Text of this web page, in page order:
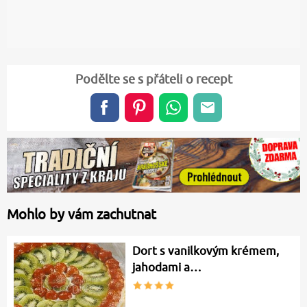
Podělte se s přáteli o recept
Mohlo by vám zachutnat
Dort s vanilkovým krémem,
jahodami a…